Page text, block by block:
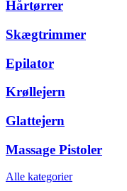
Hårtørrer
Skægtrimmer
Epilator
Krøllejern
Glattejern
Massage Pistoler
Alle kategorier